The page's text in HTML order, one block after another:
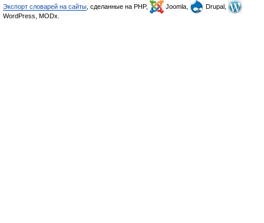
Экспорт словарей на сайты , сделанные на PHP, Joomla,
Drupal,
WordPress, MODx.